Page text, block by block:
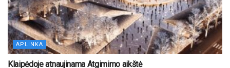
APLINKA
Klaipėdoje atnaujinama Atgimimo aikštė